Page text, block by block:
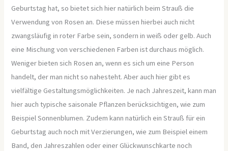
Geburtstag hat, so bietet sich hier natürlich beim Strauß die
Verwendung von Rosen an. Diese müssen hierbei auch nicht
zwangsläufig in roter Farbe sein, sondern in weiß oder gelb. Auch
eine Mischung von verschiedenen Farben ist durchaus möglich.
Weniger bieten sich Rosen an, wenn es sich um eine Person
handelt, der man nicht so nahesteht. Aber auch hier gibt es
vielfältige Gestaltungsmöglichkeiten. Je nach Jahreszeit, kann man
hier auch typische saisonale Pflanzen berücksichtigen, wie zum
Beispiel Sonnenblumen. Zudem kann natürlich ein Strauß für ein
Geburtstag auch noch mit Verzierungen, wie zum Beispiel einem
Band, den Jahreszahlen oder einer Glückwunschkarte noch